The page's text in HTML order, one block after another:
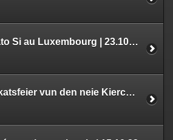
Laudato Si au Luxembourg | 23.10.23
Zertifikatsfeier vun den neie Kiercheguiden | 17.10.23